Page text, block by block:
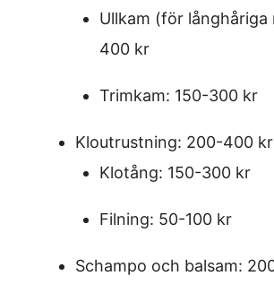
Ullkam (för långhåriga
400 kr
Trimkam: 150-300 kr
Kloutrustning: 200-400 kr
Klotång: 150-300 kr
Filning: 50-100 kr
Schampo och balsam: